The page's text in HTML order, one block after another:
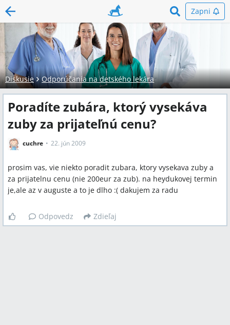
Zapni
Diskusie Odporúčania na detského lekára
Poradíte zubára, ktorý vysekáva
zuby za prijateľnú cenu?
cuchre 22. jún 2009
prosim vas, vie niekto poradit zubara, ktory vysekava zuby a
za prijatelnu cenu (nie 200eur za zub). na heydukovej termin
je,ale az v auguste a to je dlho :( dakujem za radu
Odpovedz Zdieľaj